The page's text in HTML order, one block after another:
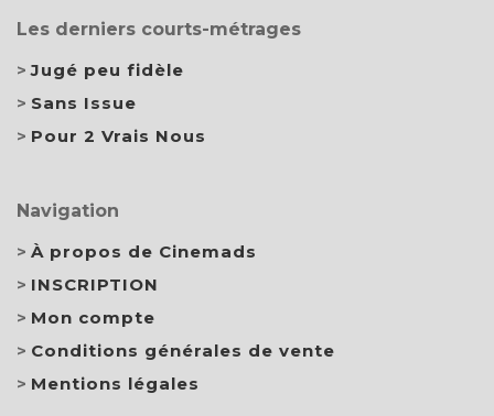
Les derniers courts-métrages
Jugé peu fidèle
Sans Issue
Pour 2 Vrais Nous
Navigation
À propos de Cinemads
INSCRIPTION
Mon compte
Conditions générales de vente
Mentions légales